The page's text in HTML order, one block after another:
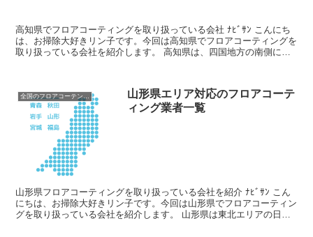
高知県でフロアコーティングを取り扱っている会社 ﾅﾋﾞｻﾝ こんにち
は、お掃除大好きリン子です。今回は高知県でフロアコーティングを
取り扱っている会社を紹介します。 高知県は、四国地方の南側に位
山形県エリア対応のフロアコーテ
ィング業者一覧
山形県フロアコーティングを取り扱っている会社を紹介 ﾅﾋﾞｻﾝ こん
にちは、お掃除大好きリン子です。今回は山形県でフロアコーティン
グを取り扱っている会社を紹介します。 山形県は東北エリアの日本